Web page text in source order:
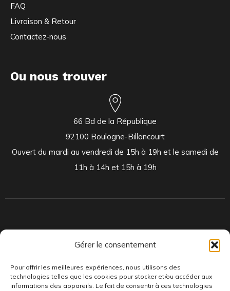
Gérer le consentement
Pour offrir les meilleures expériences, nous utilisons des
technologies telles que les cookies pour stocker et/ou accéder aux
informations des appareils. Le fait de consentir à ces technologies
FAQ
Livraison & Retour
Contactez-nous
Ou nous trouver
66 Bd de la République
92100 Boulogne-Billancourt
Ouvert du mardi au vendredi de 15h à 19h et le samedi de
11h à 14h et 15h à 19h
toujours des pépites musicales, dont des vinyles rares et exclusifs.